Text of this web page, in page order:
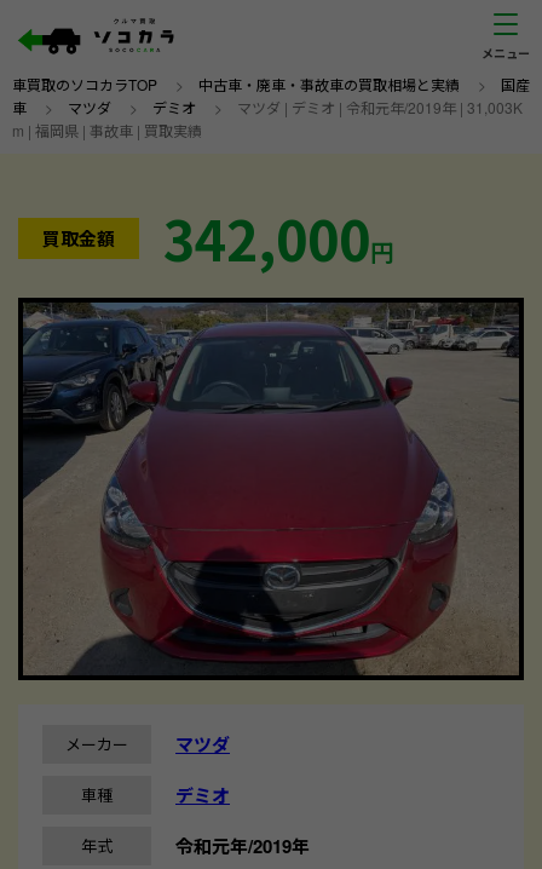
車買取のソコカラTOP > 中古車・廃車・事故車の買取相場と実績 > 国産
車 > マツダ > デミオ > マツダ | デミオ | 令和元年/2019年 | 31,003K
m | 福岡県 | 事故車 | 買取実績
買取金額 342,000円
メーカー マツダ
車種 デミオ
年式 令和元年/2019年